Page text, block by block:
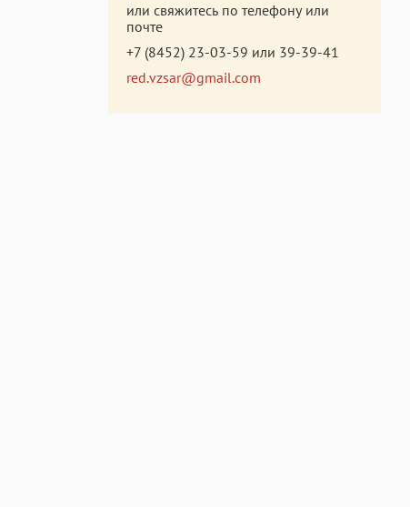
или свяжитесь по телефону или
почте
+7 (8452) 23-03-59 или 39-39-41
red.vzsar@gmail.com